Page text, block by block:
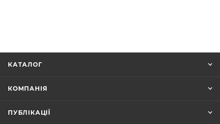
КАТАЛОГ
КОМПАНІЯ
ПУБЛІКАЦІЇ